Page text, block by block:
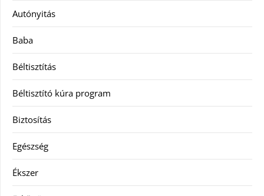
Autónyitás
Baba
Béltisztítás
Béltisztító kúra program
Biztosítás
Egészség
Ékszer